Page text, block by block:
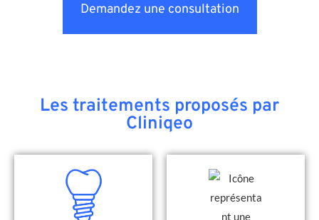
Demandez une consultation
Les traitements proposés par
Cliniqeo